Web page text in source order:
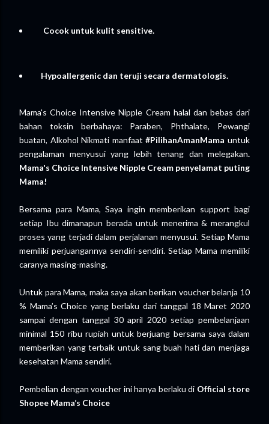
Cocok untuk kulit sensitive.
Hypoallergenic dan teruji secara dermatologis.
Mama's Choice Intensive Nipple Cream halal dan bebas dari
bahan toksin berbahaya: Paraben, Phthalate, Pewangi
buatan, Alkohol Nikmati manfaat#PilihanAmanMama untuk
pengalaman menyusui yang lebih tenang dan melegakan.
Mama's Choice Intensive Nipple Cream penyelamat puting
Mama!
Bersama para Mama, Saya ingin memberikan support bagi
setiap Ibu dimanapun berada untuk menerima & merangkul
proses yang terjadi dalam perjalanan menyusui. Setiap Mama
memiliki perjuangannya sendiri-sendiri. Setiap Mama memiliki
caranya masing-masing.
Untuk para Mama, maka saya akan berikan voucher belanja 10
% Mama’s Choice yang berlaku dari tanggal 18 Maret 2020
sampai dengan tanggal 30 april 2020 setiap pembelanjaan
minimal 150 ribu rupiah untuk berjuang bersama saya dalam
memberikan yang terbaik untuk sang buah hati dan menjaga
kesehatan Mama sendiri.
Pembelian dengan voucher ini hanya berlaku di Official store
Shopee Mama’s Choice